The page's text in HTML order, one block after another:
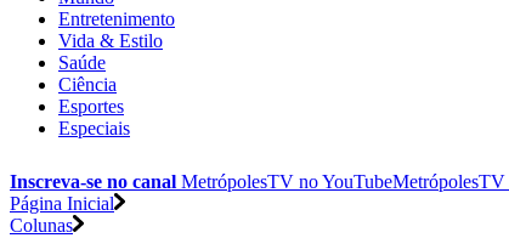
Entretenimento
Vida & Estilo
Saúde
Ciência
Esportes
Especiais
Inscreva-se no canal MetrópolesTV noYouTubeMetrópolesTV
Página Inicial
Colunas